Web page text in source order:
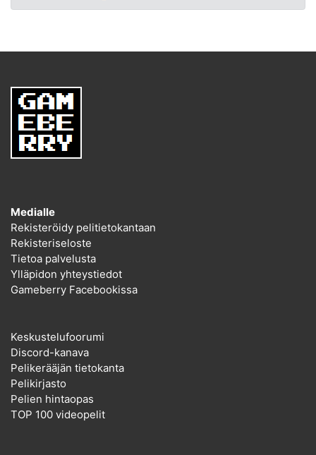
Medialle
Rekisteröidy pelitietokantaan
Rekisteriseloste
Tietoa palvelusta
Ylläpidon yhteystiedot
Gameberry Facebookissa
Keskustelufoorumi
Discord-kanava
Pelikerääjän tietokanta
Pelikirjasto
Pelien hintaopas
TOP 100 videopelit